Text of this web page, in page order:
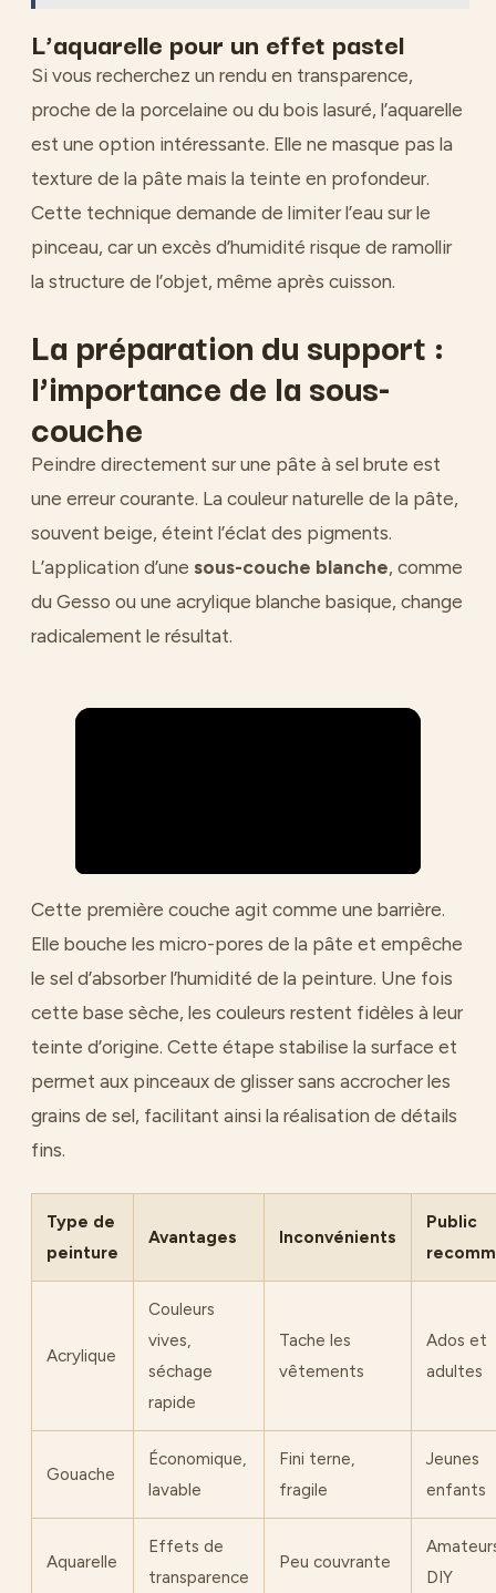
L’aquarelle pour un effet pastel
Si vous recherchez un rendu en transparence,
proche de la porcelaine ou du bois lasuré, l’aquarelle
est une option intéressante. Elle ne masque pas la
texture de la pâte mais la teinte en profondeur.
Cette technique demande de limiter l’eau sur le
pinceau, car un excès d’humidité risque de ramollir
la structure de l’objet, même après cuisson.
La préparation du support :
l’importance de la sous-
couche
Peindre directement sur une pâte à sel brute est
une erreur courante. La couleur naturelle de la pâte,
souvent beige, éteint l’éclat des pigments.
L’application d’une sous-couche blanche, comme
du Gesso ou une acrylique blanche basique, change
radicalement le résultat.
Cette première couche agit comme une barrière.
Elle bouche les micro-pores de la pâte et empêche
le sel d’absorber l’humidité de la peinture. Une fois
cette base sèche, les couleurs restent fidèles à leur
teinte d’origine. Cette étape stabilise la surface et
permet aux pinceaux de glisser sans accrocher les
grains de sel, facilitant ainsi la réalisation de détails
fins.
Type de
peinture
Avantages Inconvénients
Public
Acrylique
Couleurs
vives,
séchage
rapide
Tache les
vêtements
Ados et
adultes
Gouache
Économique,
lavable
Fini terne,
fragile
Jeunes
enfants
Aquarelle
Effets de
transparence
Peu couvrante
DIY